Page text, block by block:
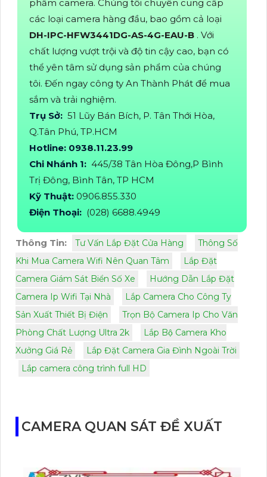
phẩm camera. Chúng tôi chuyên cung cấp
các loại camera hàng đầu, bao gồm cả loại
DH-IPC-HFW3441DG-AS-4G-EAU-B . Với
chất lượng vượt trội và độ tin cậy cao, bạn có
thể yên tâm sử dụng sản phẩm của chúng
tôi. Đến ngay công ty An Thành Phát để mua
sắm và trải nghiệm.
Trụ Sở: 51 Lũy Bán Bích, P. Tân Thới Hòa,
Q.Tân Phú, TP.HCM
Hotline: 0938.11.23.99
Chi Nhánh 1: 445/38 Tân Hòa Đông,P Bình
Trị Đông, Bình Tân, TP HCM
Kỹ Thuật: 0906.855.330
Điện Thoại: (028) 6688.4949
Thông Tin: Tư Vấn Lắp Đặt Cửa Hàng
Thông Số
Khi Mua Camera Wifi Nên Quan Tâm
Lắp Đặt
Camera Giám Sát Biển Số Xe
Hướng Dẫn Lắp Đặt
Camera Ip Wifi Tại Nhà
Lắp Camera Cho Công Ty
Sản Xuất Thiết Bị Điện
Trọn Bộ Camera Ip Cho Văn
Phòng Chất Lượng Ultra 2k
Lắp Bộ Camera Kho
Xưởng Giá Rẻ
Lắp Đặt Camera Gia Đình Ngoài Trời
Lắp camera công trình full HD
CAMERA QUAN SÁT ĐỀ XUẤT